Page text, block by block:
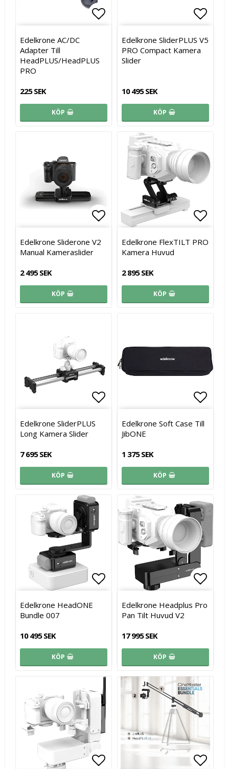
Lägg till i favoritlistan
Edelkrone AC/DC
Adapter Till
HeadPLUS/HeadPLUS
PRO
225 SEK
KÖP
Lägg
Edelkrone SliderPLUS V5
PRO Compact Kamera
Slider
10 495 SEK
KÖP
Lägg till i favoritlistan
Edelkrone Sliderone V2
Manual Kameraslider
2 495 SEK
KÖP
Lägg
Lägg
Edelkrone FlexTILT PRO
Kamera Huvud
2 895 SEK
KÖP
Lägg till i favoritlistan
Edelkrone SliderPLUS
Long Kamera Slider
7 695 SEK
KÖP
Edelkrone Soft Case Till
JibONE
1 375 SEK
KÖP
Lägg till i favoritlistan
Lägg till i favoritlistan
Edelkrone HeadONE
Bundle 007
10 495 SEK
KÖP
Edelkrone Headplus Pro
Pan Tilt Huvud V2
17 995 SEK
KÖP